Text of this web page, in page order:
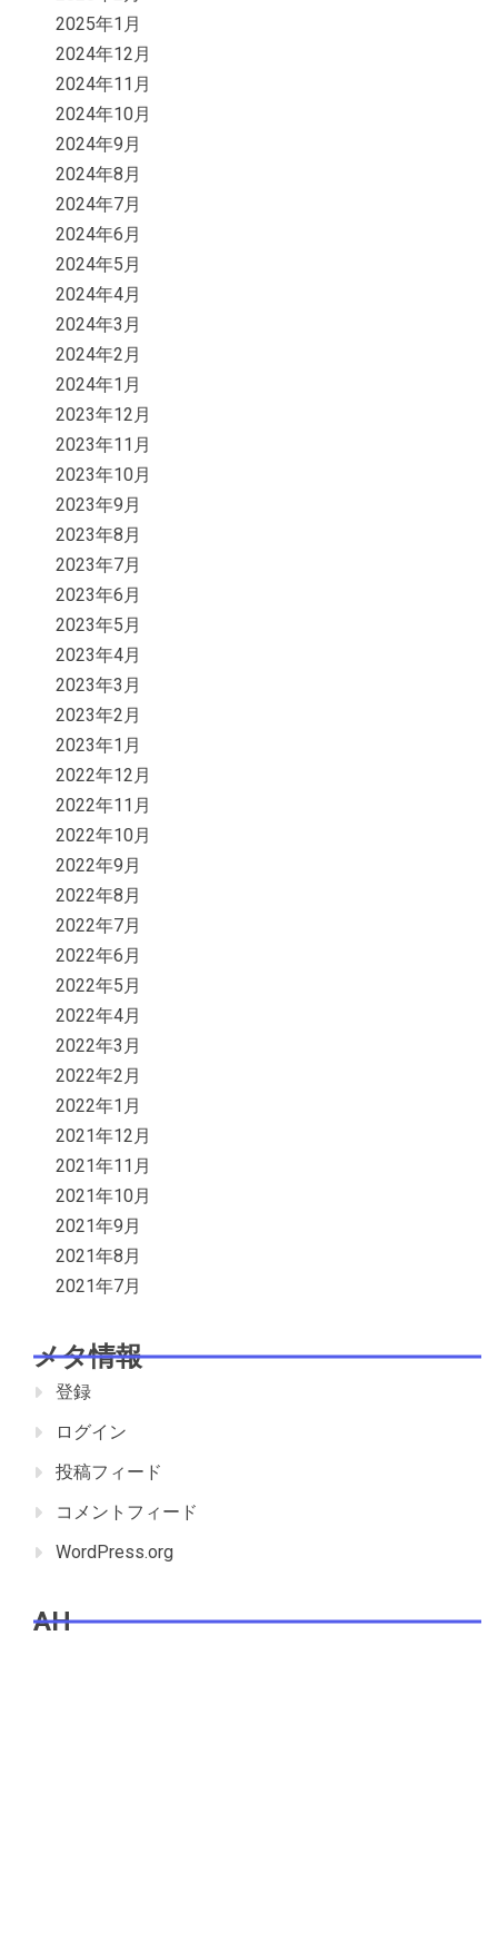
2025年1月
2024年12月
2024年11月
2024年10月
2024年9月
2024年8月
2024年7月
2024年6月
2024年5月
2024年4月
2024年3月
2024年2月
2024年1月
2023年12月
2023年11月
2023年10月
2023年9月
2023年8月
2023年7月
2023年6月
2023年5月
2023年4月
2023年3月
2023年2月
2023年1月
2022年12月
2022年11月
2022年10月
2022年9月
2022年8月
2022年7月
2022年6月
2022年5月
2022年4月
2022年3月
2022年2月
2022年1月
2021年12月
2021年11月
2021年10月
2021年9月
2021年8月
2021年7月
メタ情報
登録
ログイン
投稿フィード
コメントフィード
WordPress.org
AH